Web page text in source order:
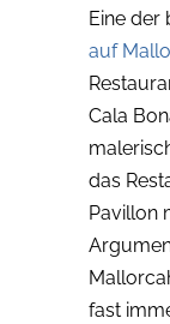
Eine der
auf
Cala
das
Pavillon
fast